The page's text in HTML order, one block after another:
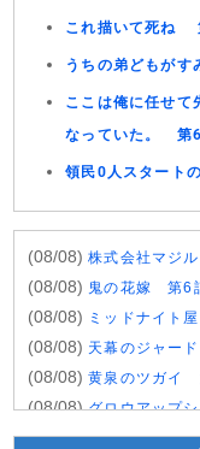
これ描いて死ね
うちの弟どもが
ここは俺に任せて
なっていた。 第
領民0人スタート
(08/08)株式会社マジ
(08/08) 鬼の花嫁 第6
(08/08) ミッドナイト
(08/08) 天幕のジャー
(08/08)黄泉のツガイ
(08/08)グロウアップ
(08/08)夏色の雲が恋